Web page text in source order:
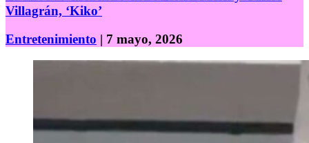
Villagrán, ‘Kiko’
Entretenimiento | 7 mayo, 2026